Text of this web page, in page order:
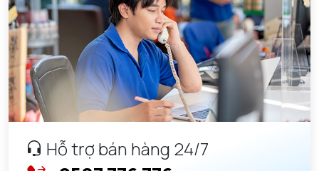
Hỗ trợ bán hàng 24/7